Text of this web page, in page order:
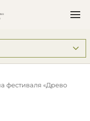
фестиваля «Древо